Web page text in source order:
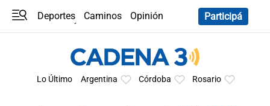
Deportes Caminos
Opinión
Participá
Lo Último Argentina Córdoba Rosario